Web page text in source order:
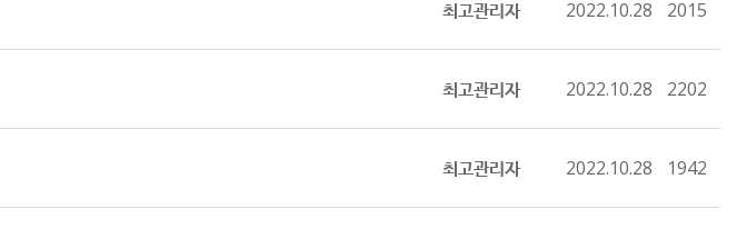
최고관리자 2022.10.28 2015
최고관리자 2022.10.28 2202
최고관리자 2022.10.28 1942